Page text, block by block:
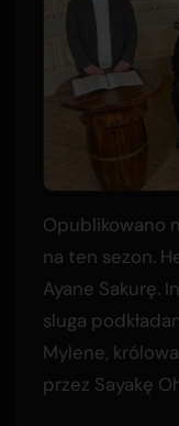
Opublikowano
na ten sezon.
Ayane Sakurę.
sluga
Mylene,
przez Sayakę